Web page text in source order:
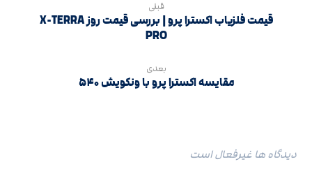
قبلی
قیمت فلزیاب اکسترا پرو | بررسی قیمت روز X-TERRA
PRO
بعدی
مقایسه اکسترا پرو با ونکویش ۵۴۰
دیدگاه ها غیرفعال است